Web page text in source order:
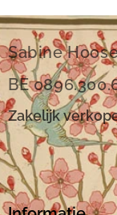
Sabine
BE
Zakelijk